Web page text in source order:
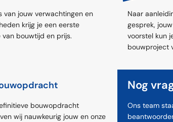
van jouw verwachtingen en
krijg je een eerste
van bouwtijd en prijs.
Naar
gesprek,
voorstel kun
bouwproject
bouwopdracht
wij nauwkeurig jouw en onze
Nog
Ons team